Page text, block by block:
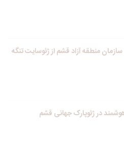
منطقه آزاد قشم از ژئوسایت تنگه
در ژئوپارک جهانی قشم